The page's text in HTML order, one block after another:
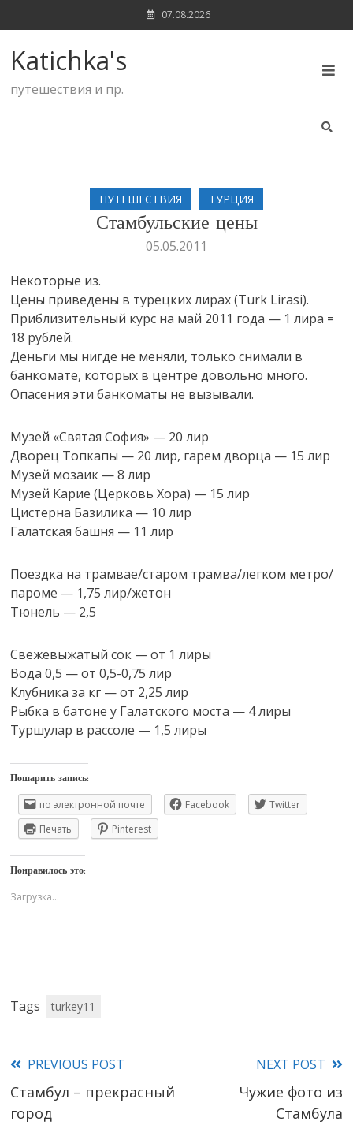
to
07.08.2026
Katichka's
путешествия и пр.
ПУТЕШЕСТВИЯ ТУРЦИЯ
Стамбульские цены
05.05.2011
Некоторые из.
Цены приведены в турецких лирах (Turk Lirasi).
Приблизительный курс на май 2011 года — 1 лира =
18 рублей.
Деньги мы нигде не меняли, только снимали в
банкомате, которых в центре довольно много.
Опасения эти банкоматы не вызывали.
Музей «Святая София» — 20 лир
Дворец Топкапы — 20 лир, гарем дворца — 15 лир
Музей мозаик — 8 лир
Музей Карие (Церковь Хора) — 15 лир
Цистерна Базилика — 10 лир
Галатская башня — 11 лир
Поездка на трамвае/старом трамва/легком метро/
пароме — 1,75 лир/жетон
Тюнель — 2,5
Свежевыжатый сок — от 1 лиры
Вода 0,5 — от 0,5-0,75 лир
Клубника за кг — от 2,25 лир
Рыбка в батоне у Галатского моста — 4 лиры
Туршулар в рассоле — 1,5 лиры
Пошарить запись:
по электронной почте Facebook
Twitter
Печать
Pinterest
Понравилось это:
Загрузка...
Tags turkey11
Read
more
PREVIOUS POST
Стамбул – прекрасный
город
NEXT POST
Чужие фото из
Стамбула